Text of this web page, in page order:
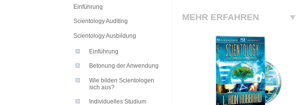
MEHR ERFAHREN
Einführung
Scientology Auditing
Scientology Ausbildung
Einführung
Betonung der Anwendung
Wie bilden Scientologen
sich aus?
Individuelles Studium